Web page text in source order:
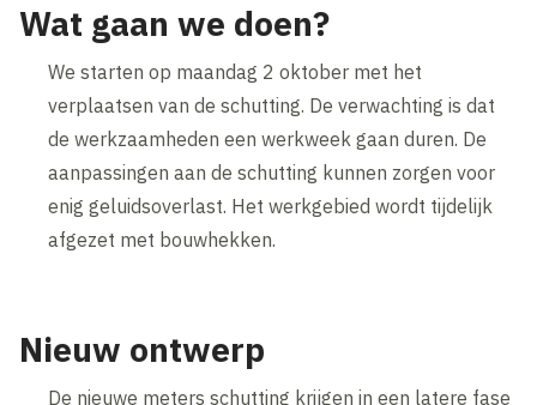
Wat gaan we doen?
We starten op maandag 2 oktober met het
verplaatsen van de schutting. De verwachting is dat
de werkzaamheden een werkweek gaan duren. De
aanpassingen aan de schutting kunnen zorgen voor
enig geluidsoverlast. Het werkgebied wordt tijdelijk
afgezet met bouwhekken.
Nieuw ontwerp
De nieuwe meters schutting krijgen in een latere fase